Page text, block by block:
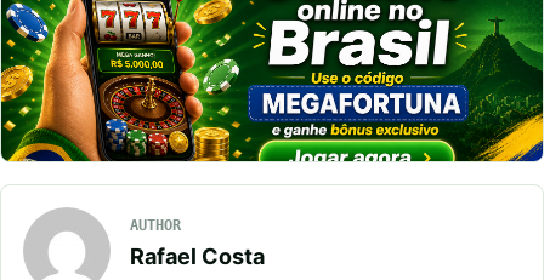
AUTHOR
Rafael Costa